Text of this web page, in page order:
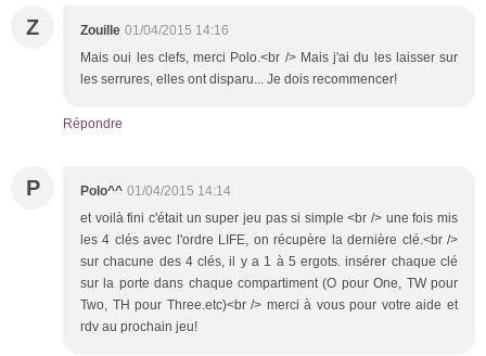
Z Zouille 01/04/2015 14:16
Mais oui les clefs, merci Polo.<br /> Mais j'ai du les laisser sur
les serrures, elles ont disparu... Je dois recommencer!
Répondre
P Polo^^ 01/04/2015 14:14
et voilà fini c'était un super jeu pas si simple <br /> une fois mis
les 4 clés avec l'ordre LIFE, on récupère la dernière clé.<br />
sur chacune des 4 clés, il y a 1 à 5 ergots. insérer chaque clé
sur la porte dans chaque compartiment (O pour One, TW pour
Two, TH pour Three.etc)<br /> merci à vous pour votre aide et
rdv au prochain jeu!